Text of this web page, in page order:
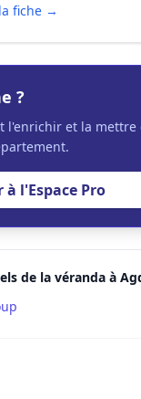
fiche →
?
l'enrichir et la mettre
à l'Espace Pro
de la véranda à